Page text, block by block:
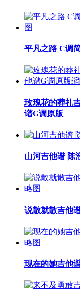
平凡之路 C调
玫瑰花的葬礼
谱G调原版
山河吉他谱 陈
说散就散吉他
现在的她吉他